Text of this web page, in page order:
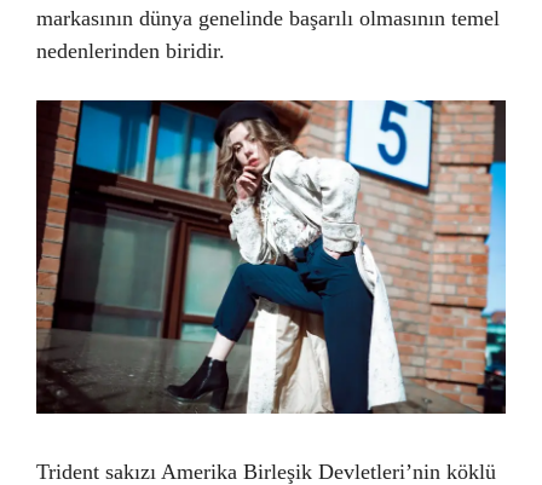
markasının dünya genelinde başarılı olmasının temel
nedenlerinden biridir.
Trident sakızı Amerika Birleşik Devletleri’nin köklü